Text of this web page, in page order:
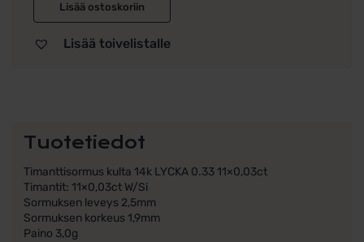
Lisää ostoskoriin
Lisää toivelistalle
Tuotetiedot
Timanttisormus kulta 14k LYCKA 0.33 11×0,03ct
Timantit: 11×0,03ct W/Si
Sormuksen leveys 2,5mm
Sormuksen korkeus 1,9mm
Paino 3,0g